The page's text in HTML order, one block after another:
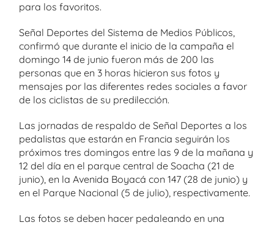
para los favoritos.
Señal Deportes del Sistema de Medios Públicos,
confirmó que durante el inicio de la campaña el
domingo 14 de junio fueron más de 200 las
personas que en 3 horas hicieron sus fotos y
mensajes por las diferentes redes sociales a favor
de los ciclistas de su predilección.
Las jornadas de respaldo de Señal Deportes a los
pedalistas que estarán en Francia seguirán los
próximos tres domingos entre las 9 de la mañana y
12 del día en el parque central de Soacha (21 de
junio), en la Avenida Boyacá con 147 (28 de junio) y
en el Parque Nacional (5 de julio), respectivamente.
Las fotos se deben hacer pedaleando en una